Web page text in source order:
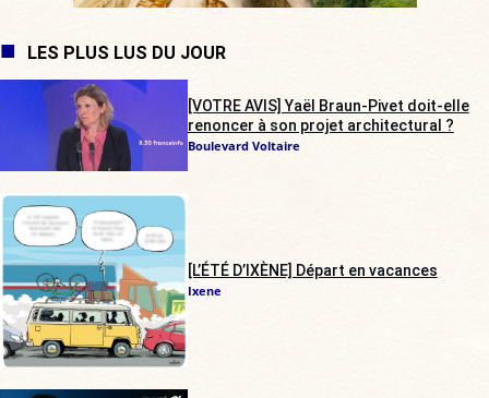
LES PLUS LUS DU JOUR
[VOTRE AVIS] Yaël Braun-Pivet doit-elle
renoncer à son projet architectural ?
Boulevard Voltaire
[L’ÉTÉ D’IXÈNE] Départ en vacances
Ixene